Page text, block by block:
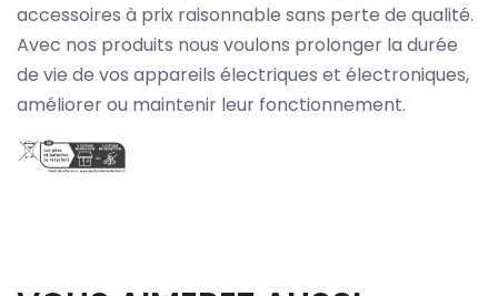
accessoires à prix raisonnable sans perte de qualité.
Avec nos produits nous voulons prolonger la durée
de vie de vos appareils électriques et électroniques,
améliorer ou maintenir leur fonctionnement.